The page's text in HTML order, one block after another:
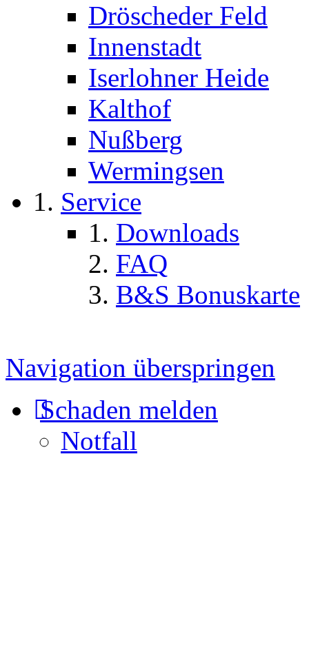
Dröscheder Feld
Innenstadt
Iserlohner Heide
Kalthof
Nußberg
Wermingsen
Service
Downloads
FAQ
B&S Bonuskarte
Navigation überspringen
Schaden melden
Notfall